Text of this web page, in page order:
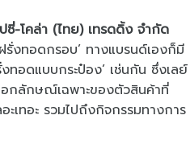
โคล่า (ไทย) เทรดดิ้ง จำกัด
รั่งทอดกรอบ’ ทางแบรนด์เองก็มี
ทอดแบบกระป๋อง’ เช่นกัน ซึ่งเลย์
กลักษณ์เฉพาะของตัวสินค้าที่
เทอะ รวมไปถึงกิจกรรมทางการ